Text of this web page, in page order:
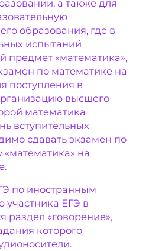
а также для
образования, где в
испытаний
предмет «математика»,
по математике на
поступления в
высшего
математика
вступительных
сдавать экзамен по
на
по иностранным
ЕГЭ в
раздел «говорение»,
которого